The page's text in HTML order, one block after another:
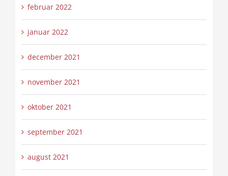
februar 2022
januar 2022
december 2021
november 2021
oktober 2021
september 2021
august 2021